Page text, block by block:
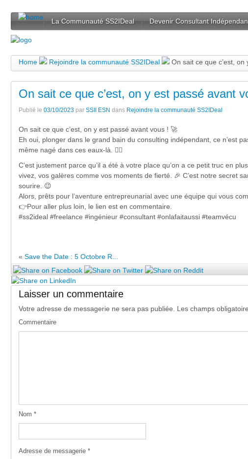
La Communauté SS2IDeal Devenir Consultant
Home Rejoindre la communauté SS2IDeal On sait ce que c’est,
On sait ce que c’est, on y est passé avant
Publié le 03/10/2023 par SSII ESN dans Rejoindre la communauté SS2IDeal
On sait ce que c’est, on y est passé avant vous ! 🚀
Eh oui, plonger dans le grand bain du consulting indépendant, ce n’est
même nagé dans ces eaux-là. 🏊‍♂️
C’est justement parce qu’il a été à votre place qu’on a ce petit truc en
vivez, vos galères comme vos moments de fierté. 🎉 C’est notre secret
sourire. 😉
Alors, prêts pour l’aventure entrepreunarial avec une équipe qui vous
👉Pour aller plus loin, le lien est en commentaire.
#ss2ideal #freelance #ingénieur #consultant #onlafaitaussi #teamvécu
« Save the Date : 5 Octobre R...
Laisser un commentaire
Votre adresse de messagerie ne sera pas publiée. Les champs
Commentaire
Nom *
Adresse de messagerie *